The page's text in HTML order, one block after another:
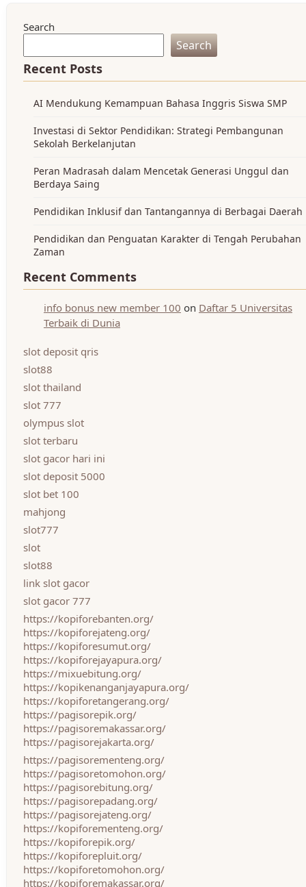
Search
Search
Recent Posts
AI Mendukung Kemampuan Bahasa Inggris Siswa SMP
Investasi di Sektor Pendidikan: Strategi Pembangunan
Sekolah Berkelanjutan
Peran Madrasah dalam Mencetak Generasi Unggul dan
Berdaya Saing
Pendidikan Inklusif dan Tantangannya di Berbagai Daerah
Pendidikan dan Penguatan Karakter di Tengah Perubahan
Zaman
Recent Comments
info bonus new member 100 on Daftar 5 Universitas
Terbaik di Dunia
slot deposit qris
slot88
slot thailand
slot 777
olympus slot
slot terbaru
slot gacor hari ini
slot deposit 5000
slot bet 100
mahjong
slot777
slot
slot88
link slot gacor
slot gacor 777
https://kopiforebanten.org/
https://kopiforejateng.org/
https://kopiforesumut.org/
https://kopiforejayapura.org/
https://mixuebitung.org/
https://kopikenanganjayapura.org/
https://kopiforetangerang.org/
https://pagisorepik.org/
https://pagisoremakassar.org/
https://pagisorejakarta.org/
https://pagisorementeng.org/
https://pagisoretomohon.org/
https://pagisorebitung.org/
https://pagisorepadang.org/
https://pagisorejateng.org/
https://kopiforementeng.org/
https://kopiforepik.org/
https://kopiforepluit.org/
https://kopiforetomohon.org/
https://kopiforemakassar.org/